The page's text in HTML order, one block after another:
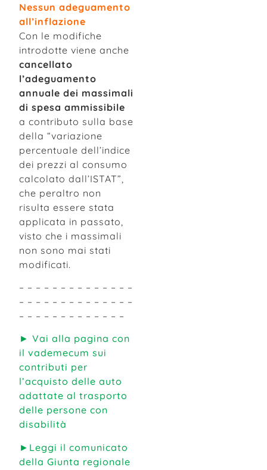
Nessun adeguamento
all’inflazione
Con le modifiche
introdotte viene anche
cancellato
l’adeguamento
annuale dei massimali
di spesa ammissibile
a contributo sulla base
della “variazione
percentuale dell’indice
dei prezzi al consumo
calcolato dall’ISTAT”,
che peraltro non
risulta essere stata
applicata in passato,
visto che i massimali
non sono mai stati
modificati.
– – – – – – – – – – – – – –
– – – – – – – – – – – – – –
– – – – – – – – – – – – –
► Vai alla pagina con
il vademecum sui
contributi per
l’acquisto delle auto
adattate al trasporto
delle persone con
disabilità
► Leggi il comunicato
della Giunta regionale